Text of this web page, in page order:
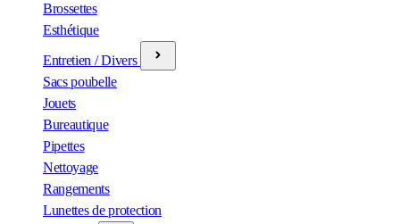
Brossettes
Esthétique
Entretien / Divers
Sacs poubelle
Jouets
Bureautique
Pipettes
Nettoyage
Rangements
Lunettes de protection